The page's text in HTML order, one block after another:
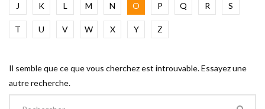
J K L M N O P Q R S
T U V W X Y Z
Il semble que ce que vous cherchez est introuvable. Essayez une
autre recherche.